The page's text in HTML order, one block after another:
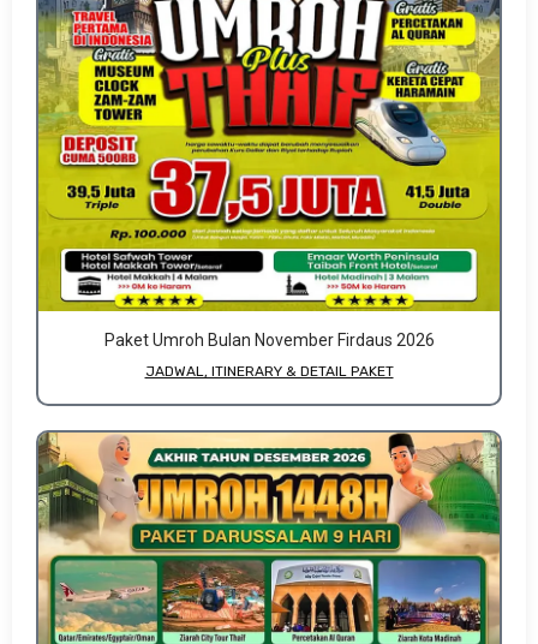
Paket Umroh Bulan November Firdaus 2026
JADWAL, ITINERARY & DETAIL PAKET